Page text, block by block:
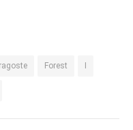
Forest I